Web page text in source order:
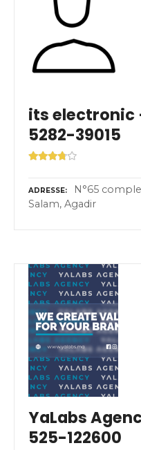
its electronic
5282-39015
ADRESSE
N°65
Salam, Agadir
YaLabs
525-122600